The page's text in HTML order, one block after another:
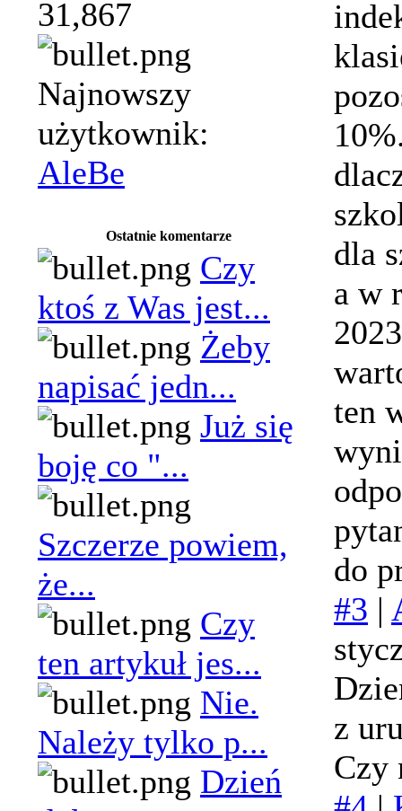
31,867
Najnowszy
użytkownik:
AleBe
Ostatnie komentarze
Czy
ktoś z Was jest...
Żeby
napisać jedn...
Już się
boję co "...
Szczerze powiem,
że...
Czy
ten artykuł jes...
Nie.
Należy tylko p...
Dzień
dla
a w
ten
do
#3 |
z
Czy